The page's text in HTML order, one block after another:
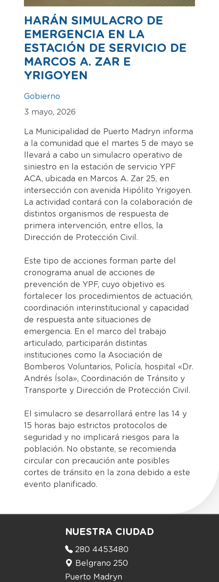
HARÁN SIMULACRO DE
EMERGENCIA EN LA
ESTACIÓN DE SERVICIO DE
MARCOS A. ZAR E
YRIGOYEN
Gobierno
3 mayo, 2026
La Municipalidad de Puerto Madryn informa
a la comunidad que el martes 5 de mayo se
llevará a cabo un simulacro operativo de
siniestro en la estación de servicio YPF
ACA, ubicada en Marcos A. Zar 25, en
intersección con avenida Hipólito Yrigoyen.
La actividad contará con la colaboración de
distintos organismos de respuesta de
primera intervención, entre ellos, la
Dirección de Protección Civil.
Este tipo de acciones forman parte del
cronograma anual de acciones de
prevención de YPF, cuyo objetivo es
fortalecer los procedimientos de actuación,
coordinación interinstitucional y capacidad
de respuesta ante situaciones de
emergencia. En el marco del trabajo
articulado, participarán distintas
instituciones como la Asociación de
Bomberos Voluntarios, Policía, hospital «Dr.
Andrés Ísola», Coordinación de Tránsito y
Transporte y Dirección de Protección Civil.
El simulacro se desarrollará entre las 14 y
15 horas bajo estrictos protocolos de
seguridad y no implicará riesgos para la
población. No obstante, se recomienda
circular con precaución ante posibles
cortes de tránsito en la zona debido a este
evento planificado.
NUESTRA CIUDAD
280 4453480
Belgrano 250
Puerto Madryn